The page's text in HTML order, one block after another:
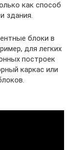
как способ
здания.
блоки в
для легких
построек
каркас или